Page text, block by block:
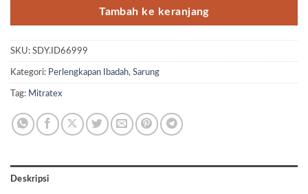
Tambah ke keranjang
SKU: SDY.ID66999
Kategori: Perlengkapan Ibadah, Sarung
Tag: Mitratex
Deskripsi